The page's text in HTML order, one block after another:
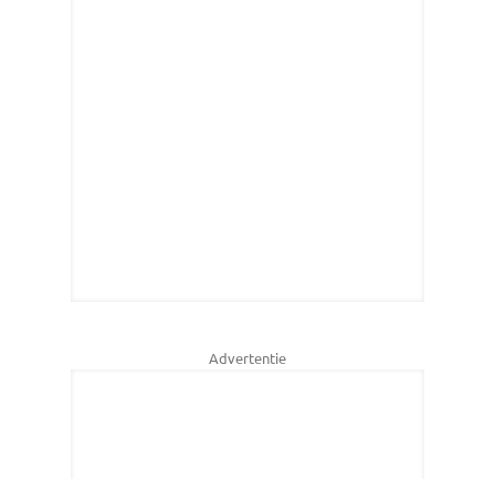
Advertentie